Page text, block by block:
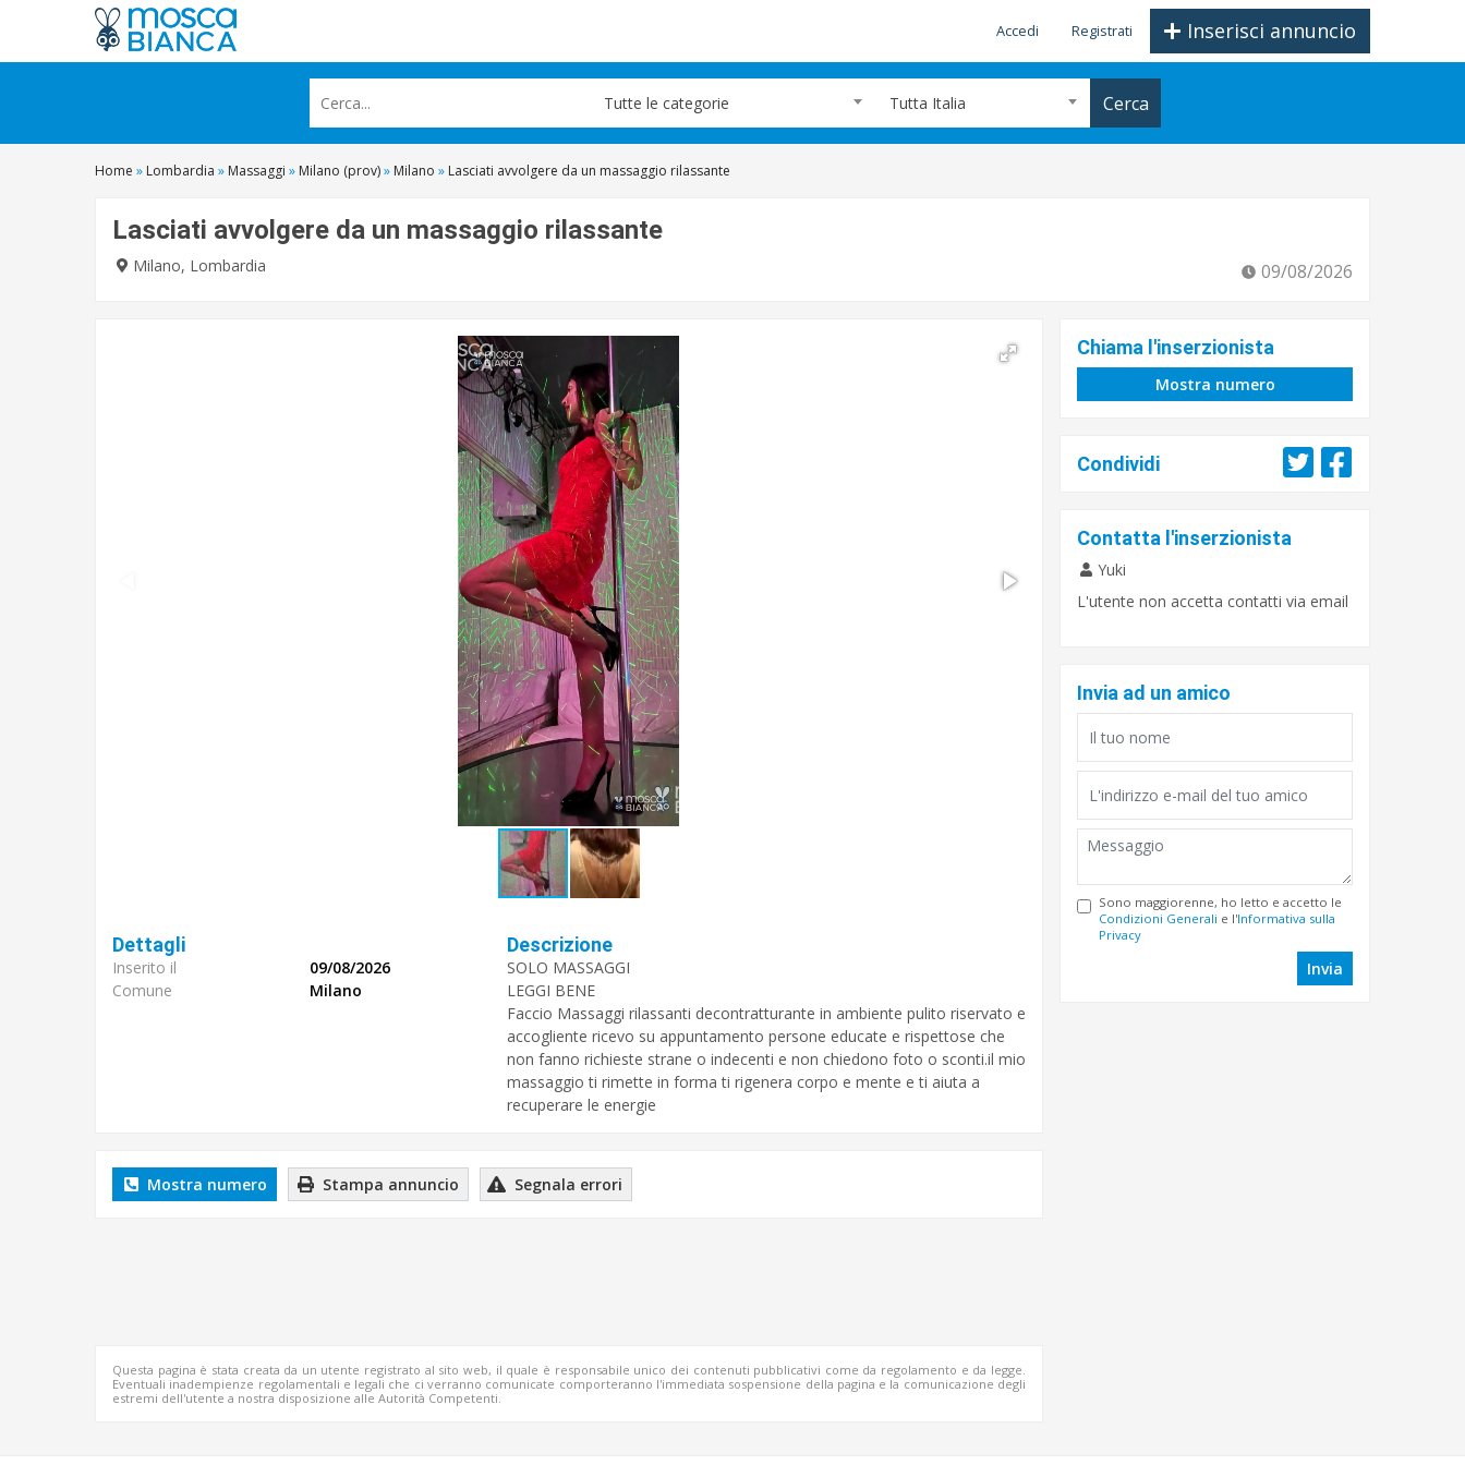
Inserisci annuncio
Accedi Registrati
Tutte le categorie Tutta Italia Cerca
Home » Lombardia » Massaggi » Milano (prov)» Milano » Lasciati avvolgere da un massaggio rilassante
Lasciati avvolgere da un massaggio rilassante
Milano, Lombardia 09/08/2026
Dettagli
Inserito il
09/08/2026
Comune
Milano
Descrizione
SOLO MASSAGGI
LEGGI BENE
Faccio Massaggi rilassanti decontratturante in ambiente pulito riservato e
accogliente ricevo su appuntamento persone educate e rispettose che
non fanno richieste strane o indecenti e non chiedono foto o sconti.il mio
massaggio ti rimette in forma ti rigenera corpo e mente e ti aiuta a
recuperare le energie
Mostra numero Stampa annuncio Segnala errori
Questa pagina è stata creata da un utente registrato al sito web, il quale è responsabile unico dei contenuti pubblicativi come da regolamento e da legge.
Eventuali inadempienze regolamentali e legali che ci verranno comunicate comporteranno l'immediata sospensione della pagina e la comunicazione degli
estremi dell'utente a nostra disposizione alle Autorità Competenti.
Chiama l'inserzionista
Mostra numero
Condividi
Contatta l'inserzionista
Yuki
L'utente non accetta contatti via email
Invia ad un amico
Sono maggiorenne, ho letto e accetto le
Condizioni Generali e l'Informativa sulla
Privacy
Invia